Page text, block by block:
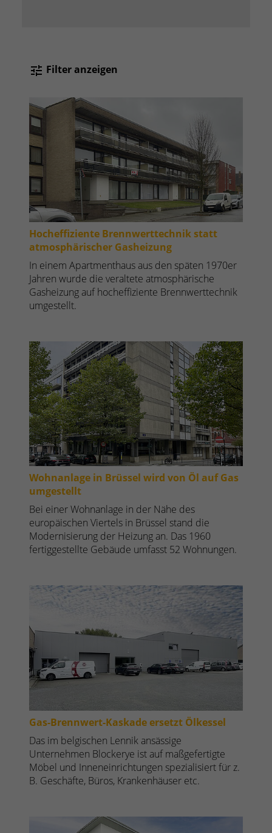
Filter anzeigen
Hocheffiziente Brennwerttechnik statt
atmosphärischer Gasheizung
In einem Apartmenthaus aus den späten 1970er
Jahren wurde die veraltete atmosphärische
Gasheizung auf hocheffiziente Brennwerttechnik
umgestellt.
Wohnanlage in Brüssel wird von Öl auf Gas
umgestellt
Bei einer Wohnanlage in der Nähe des
europäischen Viertels in Brüssel stand die
Modernisierung der Heizung an. Das 1960
fertiggestellte Gebäude umfasst 52 Wohnungen.
Gas-Brennwert-Kaskade ersetzt Ölkessel
Das im belgischen Lennik ansässige
Unternehmen Blockerye ist auf maßgefertigte
Möbel und Inneneinrichtungen spezialisiert für z.
B. Geschäfte, Büros, Krankenhäuser etc.